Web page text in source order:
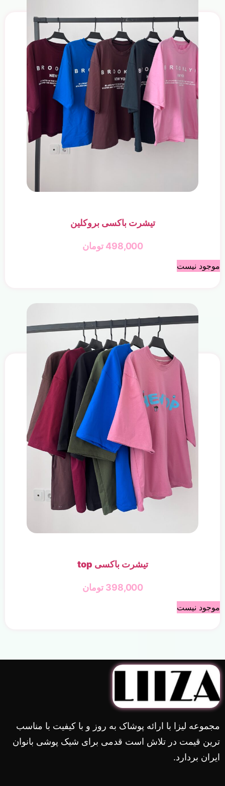
تیشرت باکسی بروکلین
498,000 تومان
موجود نیست
تیشرت باکسی top
398,000 تومان
موجود نیست
مجموعه لیزا با ارائه پوشاک به روز و با کیفیت با مناسب
ترین قیمت در تلاش است قدمی برای شیک پوشی بانوان
ایران بردارد.